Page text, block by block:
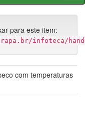
para este item:
infoteca/
com temperaturas